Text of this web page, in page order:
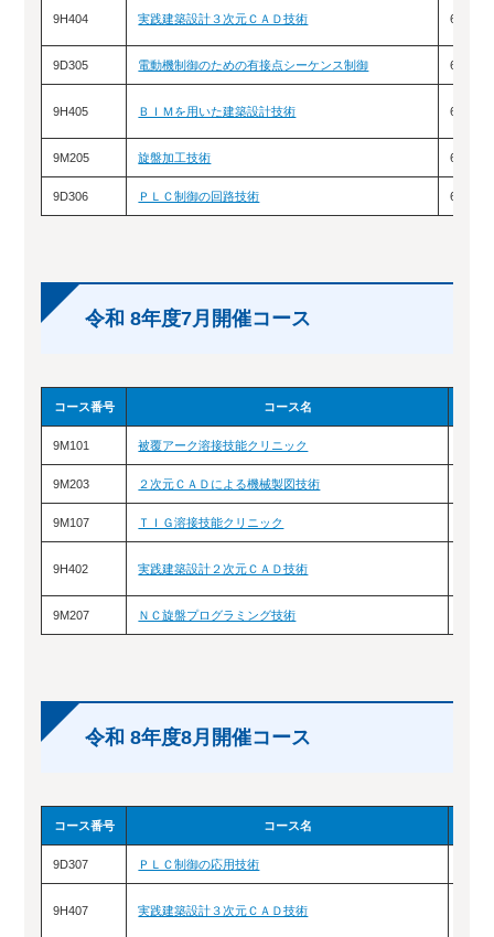
9H404 実践建築設計３次元ＣＡＤ技術 6/3（水
9D305 電動機制御のための有接点シーケンス制御 6/9（火
9H405 ＢＩＭを用いた建築設計技術 6/17（
9M205 旋盤加工技術 6/22（
9D306 ＰＬＣ制御の回路技術 6/23（
令和 8年度7月開催コース
コース番号 コース名
9M101 被覆アーク溶接技能クリニック
9M203 ２次元ＣＡＤによる機械製図技術
9M107 ＴＩＧ溶接技能クリニック
9H402 実践建築設計２次元ＣＡＤ技術
9M207 ＮＣ旋盤プログラミング技術
令和 8年度8月開催コース
コース番号 コース名
9D307 ＰＬＣ制御の応用技術
9H407 実践建築設計３次元ＣＡＤ技術